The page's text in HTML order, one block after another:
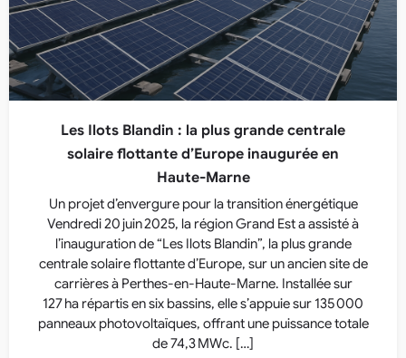
Les Ilots Blandin : la plus grande centrale
solaire flottante d’Europe inaugurée en
Haute‑Marne
Un projet d’envergure pour la transition énergétique
Vendredi 20 juin 2025, la région Grand Est a assisté à
l’inauguration de “Les Ilots Blandin”, la plus grande
centrale solaire flottante d’Europe, sur un ancien site de
carrières à Perthes-en‑Haute‑Marne. Installée sur
127 ha répartis en six bassins, elle s’appuie sur 135 000
panneaux photovoltaïques, offrant une puissance totale
de 74,3 MWc. […]